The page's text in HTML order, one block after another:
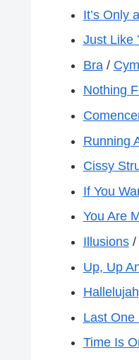
It’s Only
Just Like
Bra/
Nothing
Running
Cissy
If You
You Are
Illusions/
Up, Up
Last One
Time Is